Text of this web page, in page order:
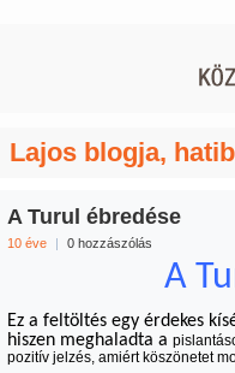
Lajos blogja,
A Turul ébredése
10 éve | 0 hozzászólás
A
Ez a feltöltés egy érdekes
hiszen meghaladta a
pozitív jelzés, amiért köszönetet